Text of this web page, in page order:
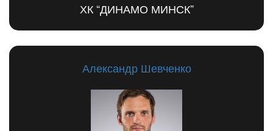
ХК “ДИНАМО МИНСК”
Александр Шевченко